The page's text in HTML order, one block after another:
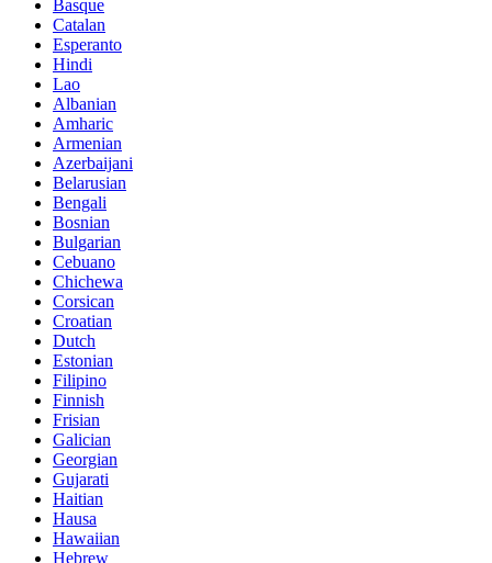
Basque
Catalan
Esperanto
Hindi
Lao
Albanian
Amharic
Armenian
Azerbaijani
Belarusian
Bengali
Bosnian
Bulgarian
Cebuano
Chichewa
Corsican
Croatian
Dutch
Estonian
Filipino
Finnish
Frisian
Galician
Georgian
Gujarati
Haitian
Hausa
Hawaiian
Hebrew